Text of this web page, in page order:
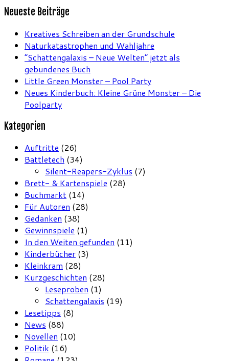
Neueste Beiträge
Kreatives Schreiben an der Grundschule
Naturkatastrophen und Wahljahre
“Schattengalaxis – Neue Welten” jetzt als
gebundenes Buch
Little Green Monster – Pool Party
Neues Kinderbuch: Kleine Grüne Monster – Die
Poolparty
Kategorien
Auftritte (26)
Battletech (34)
Silent-Reapers-Zyklus (7)
Brett- & Kartenspiele (28)
Buchmarkt (14)
Für Autoren (28)
Gedanken (38)
Gewinnspiele (1)
In den Weiten gefunden (11)
Kinderbücher (3)
Kleinkram (28)
Kurzgeschichten (28)
Leseproben (1)
Schattengalaxis (19)
Lesetipps (8)
News (88)
Novellen (10)
Politik (16)